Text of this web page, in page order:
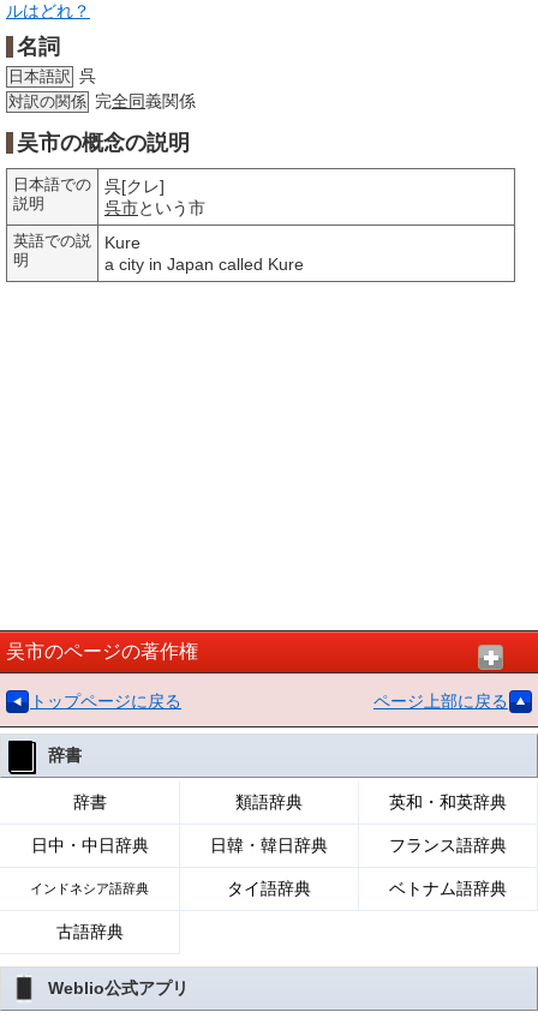
ルはどれ？
名詞
日本語訳 呉
対訳の関係 完全同義関係
吴市の概念の説明
日本語での
説明
呉[クレ]
呉市という市
英語での説
明
Kure
a city in Japan called Kure
吴市のページの著作権
トップページに戻る ページ上部に戻る
辞書
辞書 類語辞典 英和・和英辞典
日中・中日辞典 日韓・韓日辞典 フランス語辞典
インドネシア語辞典 タイ語辞典 ベトナム語辞典
古語辞典
Weblio公式アプリ